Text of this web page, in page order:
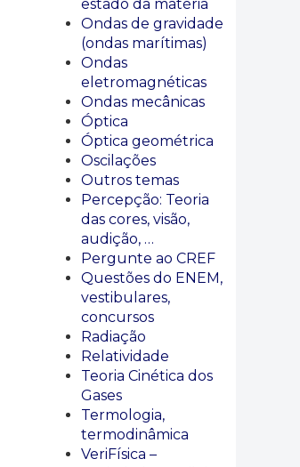
estado da matéria
Ondas de gravidade
(ondas marítimas)
Ondas
eletromagnéticas
Ondas mecânicas
Óptica
Óptica geométrica
Oscilações
Outros temas
Percepção: Teoria
das cores, visão,
audição, …
Pergunte ao CREF
Questões do ENEM,
vestibulares,
concursos
Radiação
Relatividade
Teoria Cinética dos
Gases
Termologia,
termodinâmica
VeriFísica –